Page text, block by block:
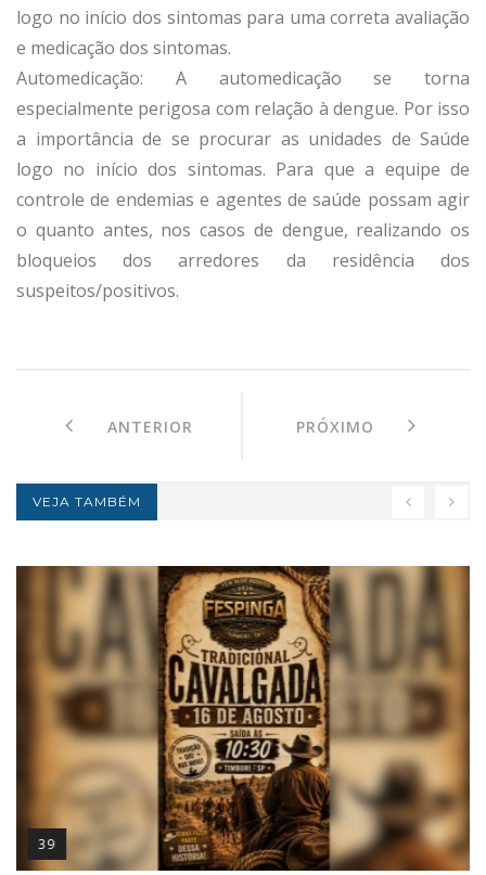
logo no início dos sintomas para uma correta avaliação
e medicação dos sintomas.
Automedicação: A automedicação se torna
especialmente perigosa com relação à dengue. Por isso
a importância de se procurar as unidades de Saúde
logo no início dos sintomas. Para que a equipe de
controle de endemias e agentes de saúde possam agir
o quanto antes, nos casos de dengue, realizando os
bloqueios dos arredores da residência dos
suspeitos/positivos.
ANTERIOR PRÓXIMO
VEJA TAMBÉM
39